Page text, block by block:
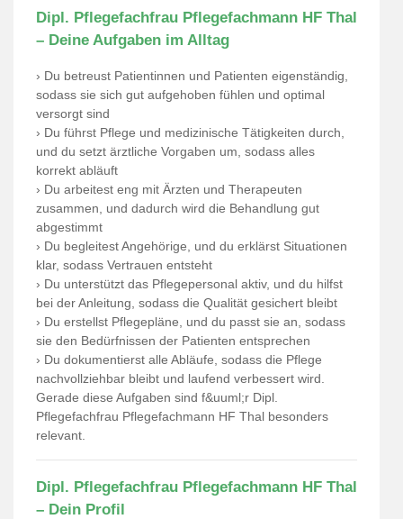
Dipl. Pflegefachfrau Pflegefachmann HF Thal
– Deine Aufgaben im Alltag
› Du betreust Patientinnen und Patienten eigenständig,
sodass sie sich gut aufgehoben fühlen und optimal
versorgt sind
› Du führst Pflege und medizinische Tätigkeiten durch,
und du setzt ärztliche Vorgaben um, sodass alles
korrekt abläuft
› Du arbeitest eng mit Ärzten und Therapeuten
zusammen, und dadurch wird die Behandlung gut
abgestimmt
› Du begleitest Angehörige, und du erklärst Situationen
klar, sodass Vertrauen entsteht
› Du unterstützt das Pflegepersonal aktiv, und du hilfst
bei der Anleitung, sodass die Qualität gesichert bleibt
› Du erstellst Pflegepläne, und du passt sie an, sodass
sie den Bedürfnissen der Patienten entsprechen
› Du dokumentierst alle Abläufe, sodass die Pflege
nachvollziehbar bleibt und laufend verbessert wird.
Gerade diese Aufgaben sind f&uuml;r Dipl.
Pflegefachfrau Pflegefachmann HF Thal besonders
relevant.
Dipl. Pflegefachfrau Pflegefachmann HF Thal
– Dein Profil